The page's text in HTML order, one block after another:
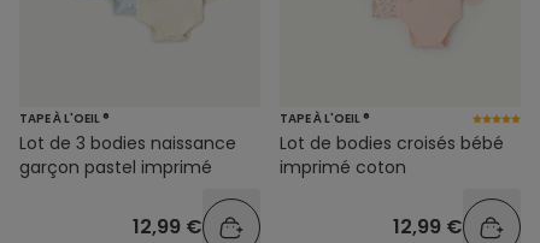
TAPE À L'OEIL ®
Lot de 3 bodies naissance
garçon pastel imprimé
12,99 €
TAPE À L'OEIL ®
Lot de bodies croisés bébé
imprimé coton
12,99 €